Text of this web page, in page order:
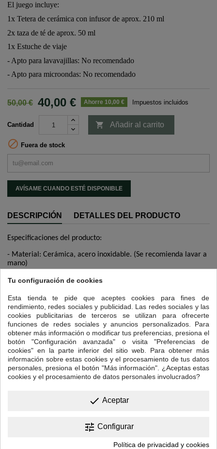
El juego incluye:
1x Tetera de cerámica con infusorde aprox. 210 ml
2x taza de té de aprox. 50 ml
1x Estuche de viaje
- Apto para lavavajillas: No recomendado
- Apto para microondas: No recomendado
50,00 € 40,00 € Ahorre 10,00 € Impuestos incluidos
Cantidad  Añadir al carrito
 Fuera de stock
AVÍSAME CUANDO ESTÉ DISPONIBLE
DESCRIPCIÓN DETALLES DEL PRODUCTO
Especificaciones del producto:
- Material: Cerámica, acero inoxidable. (Se recomienda lavar a
mano)
- Capacidad de la tetera: aprox. 210 ml (aproximadamente 7,1
- Capacidad de la taza: aprox. 50 ml (aproximadamente 1,7
onzas líquidas)
- Apto para lavavajillas: No recomendado
- Apto para microondas: No recomendado
9 OTROS PRODUCTOS EN LA MISMA CATEGORÍA:
>
Tu configuración de cookies
Esta tienda te pide que aceptes cookies para fines de
rendimiento, redes sociales y publicidad. Las redes sociales y las
cookies publicitarias de terceros se utilizan para ofrecerte
funciones de redes sociales y anuncios personalizados. Para
obtener más información o modificar tus preferencias, presiona el
botón "Configuración avanzada" o visita "Preferencias de
cookies" en la parte inferior del sitio web. Para obtener más
información sobre estas cookies y el procesamiento de tus datos
personales, presiona el botón "Más información". ¿Aceptas estas
cookies y el procesamiento de datos personales involucrados?
done Aceptar
tune Configurar
Política de privacidad y cookies